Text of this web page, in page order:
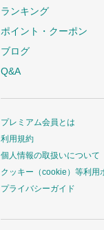
ランキング
ポイント・クーポン
ブログ
Q&A
プレミアム会員とは
利用規約
個人情報の取扱いについて
クッキー（cookie）等利用
プライバシーガイド